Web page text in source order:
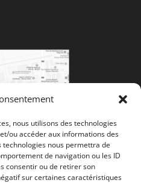
nous utilisons des technologies
ou accéder aux informations des
technologies nous permettra de
de navigation ou les ID
consentir ou de retirer son
sur certaines caractéristiques